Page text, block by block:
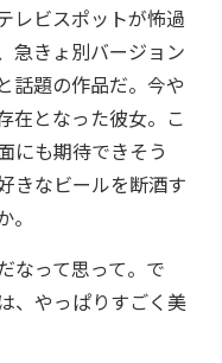
レビスポットが怖過
急きょ別バージョン
話題の作品だ。今や
在となった彼女。こ
にも期待できそう
きなビールを断酒す
なって思って。で
、やっぱりすごく美